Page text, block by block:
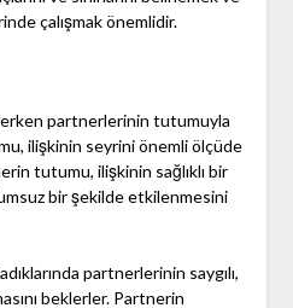
çalışmak önemlidir.
partnerlerinin tutumuyla
ilişkinin seyrini önemli ölçüde
tutumu, ilişkinin sağlıklı bir
bir şekilde etkilenmesini
partnerlerinin saygılı,
beklerler. Partnerin